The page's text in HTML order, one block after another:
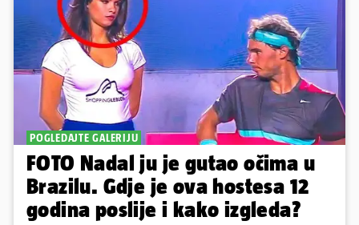
POGLEDAJTE GALERIJU
FOTO Nadal ju je gutao očima u
Brazilu. Gdje je ova hostesa 12
godina poslije i kako izgleda?